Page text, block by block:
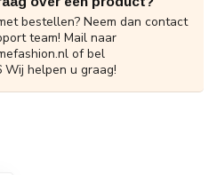
bestellen? Neem dan contact
team! Mail naar
of bel
Wij helpen u graag!